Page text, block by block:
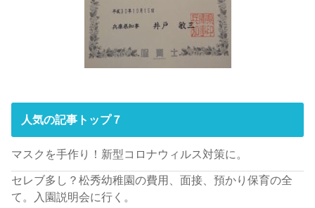
人気の記事トップ７
マスクを手作り！新型コロナウィルス対策に。
セレブ多し？松秀幼稚園の費用、面接、預かり保育の全
て。入園説明会に行く。